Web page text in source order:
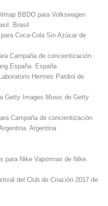
BBDO para Volkswagen
Brasil
Coca-Cola Sin Azúcar de
Campaña de concientización
España. España
Hermes Pardini de
Getty Images Music de Getty
Campaña de concientización
Argentina
para Nike Vapormax de Nike.
del Club de Criación 2017 de